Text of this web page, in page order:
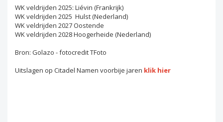
WK veldrijden 2025: Liévin (Frankrijk)
WK veldrijden 2025 Hulst (Nederland)
WK veldrijden 2027 Oostende
WK veldrijden 2028 Hoogerheide (Nederland)
Bron: Golazo - fotocredit TFoto
Uitslagen op Citadel Namen voorbije jaren klik hier